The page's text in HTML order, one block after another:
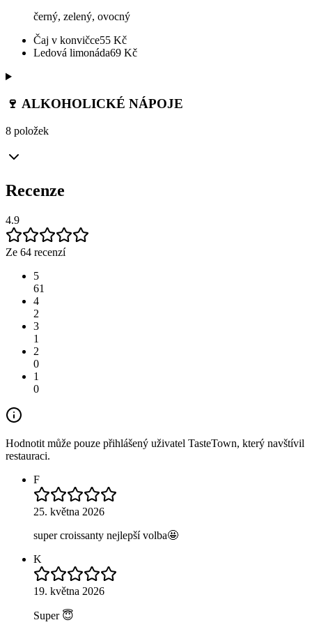
černý, zelený, ovocný
Čaj v konvičce55 Kč
Ledová limonáda69 Kč
🍷 ALKOHOLICKÉ NÁPOJE
8 položek
Recenze
4.9
Ze 64 recenzí
5
61
4
2
3
1
2
0
1
0
Hodnotit může pouze přihlášený uživatel TasteTown, který navštívil
restauraci.
F
25. května 2026
super croissanty nejlepší volba🤩
K
19. května 2026
Super 😇